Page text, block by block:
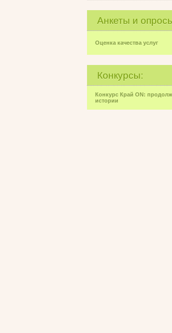
Анкеты и
Оценка качества услуг
Конкурсы:
Конкурс Край ON:
истории